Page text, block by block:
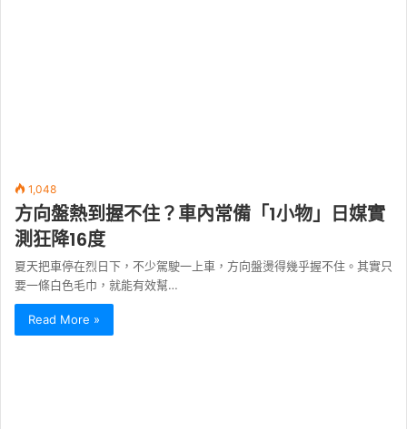
1,048
方向盤熱到握不住？車內常備「1小物」日媒實
測狂降16度
夏天把車停在烈日下，不少駕駛一上車，方向盤燙得幾乎握不住。其實只
要一條白色毛巾，就能有效幫…
Read More »